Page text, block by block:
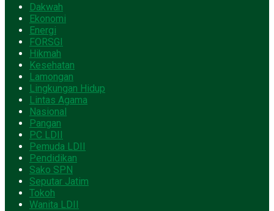
Dakwah
Ekonomi
Energi
FORSGI
Hikmah
Kesehatan
Lamongan
Lingkungan Hidup
Lintas Agama
Nasional
Pangan
PC LDII
Pemuda LDII
Pendidikan
Sako SPN
Seputar Jatim
Tokoh
Wanita LDII